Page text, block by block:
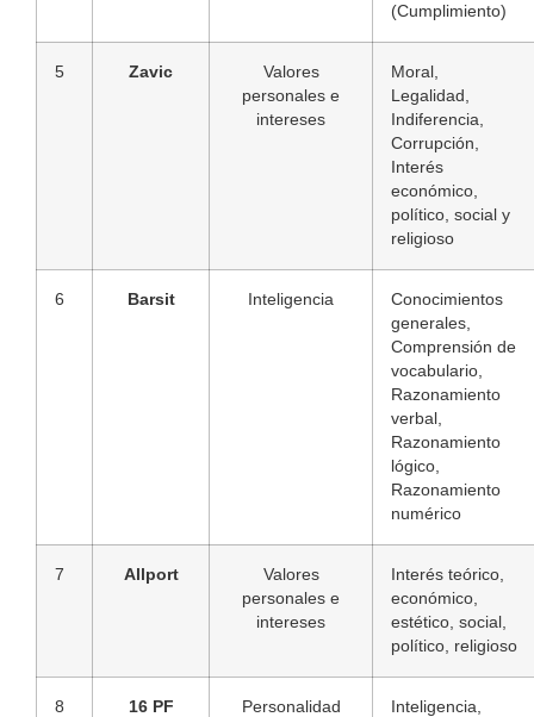
(Cumplimiento)
5 Zavic
Valores
personales e
intereses
Moral,
Legalidad,
Indiferencia,
Corrupción,
Interés
económico,
político, social y
religioso
6 Barsit Inteligencia
Conocimientos
generales,
Comprensión de
vocabulario,
Razonamiento
verbal,
Razonamiento
lógico,
Razonamiento
numérico
7 Allport
Valores
personales e
intereses
Interés teórico,
económico,
estético, social,
político, religioso
8
16 PF
Personalidad
Inteligencia,